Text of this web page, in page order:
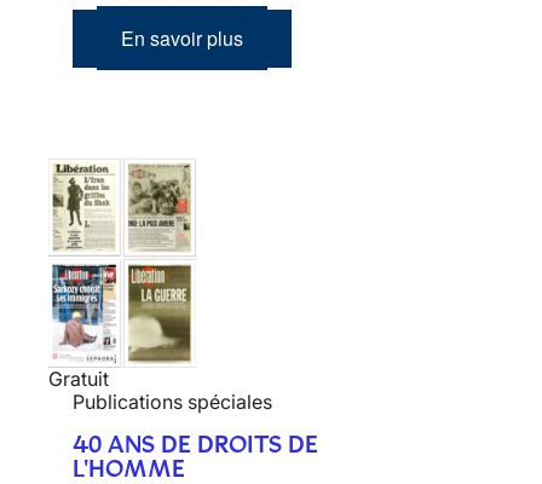
En savoir plus
Gratuit
Publications spéciales
40 ANS DE DROITS DE
L'HOMME